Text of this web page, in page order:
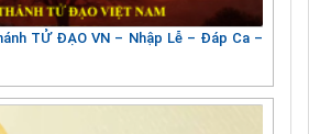
TỬ ĐẠO VN – Nhập Lễ – Đáp Ca –